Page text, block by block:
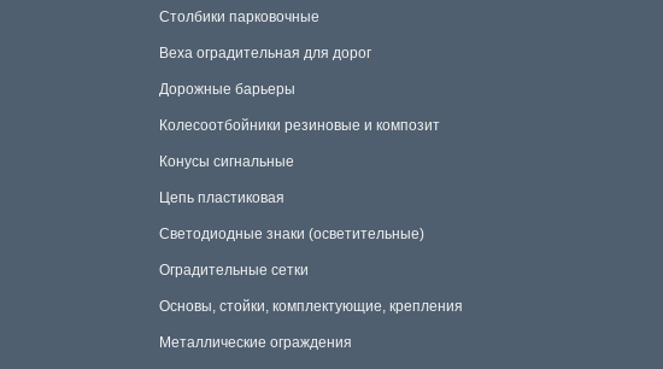
Столбики парковочные
Веха оградительная для дорог
Дорожные барьеры
Колесоотбойники резиновые и композит
Конусы сигнальные
Цепь пластиковая
Светодиодные знаки (осветительные)
Оградительные сетки
Основы, стойки, комплектующие, крепления
Металлические ограждения